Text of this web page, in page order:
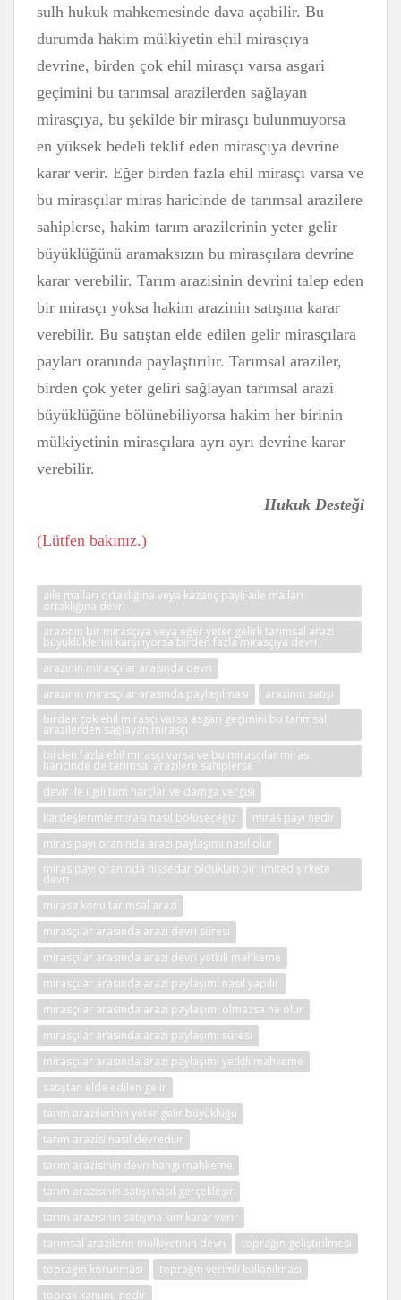
sulh hukuk mahkemesinde dava açabilir. Bu
durumda hakim mülkiyetin ehil mirasçıya
devrine, birden çok ehil mirasçı varsa asgari
geçimini bu tarımsal arazilerden sağlayan
mirasçıya, bu şekilde bir mirasçı bulunmuyorsa
en yüksek bedeli teklif eden mirasçıya devrine
karar verir. Eğer birden fazla ehil mirasçı varsa ve
bu mirasçılar miras haricinde de tarımsal arazilere
sahiplerse, hakim tarım arazilerinin yeter gelir
büyüklüğünü aramaksızın bu mirasçılara devrine
karar verebilir. Tarım arazisinin devrini talep eden
bir mirasçı yoksa hakim arazinin satışına karar
verebilir. Bu satıştan elde edilen gelir mirasçılara
payları oranında paylaştırılır. Tarımsal araziler,
birden çok yeter geliri sağlayan tarımsal arazi
büyüklüğüne bölünebiliyorsa hakim her birinin
mülkiyetinin mirasçılara ayrı ayrı devrine karar
verebilir.
Hukuk Desteği
(Lütfen bakınız.)
aile malları ortaklığına veya kazanç paylı aile malları
ortaklığına devri
arazinin bir mirasçıya veya eğer yeter gelirli tarımsal arazi
büyüklüklerini karşılıyorsa birden fazla mirasçıya devri
arazinin mirasçılar arasında devri
arazinin mirasçılar arasında paylaşılması
arazinin satışı
birden çok ehil mirasçı varsa asgari geçimini bu tarımsal
arazilerden sağlayan mirasçı
birden fazla ehil mirasçı varsa ve bu mirasçılar miras
haricinde de tarımsal arazilere sahiplerse
devir ile ilgili tüm harçlar ve damga vergisi
kardeşlerimle mirası nasıl bölüşeceğiz
miras payı nedir
miras payı oranında arazi paylaşımı nasıl olur
miras payı oranında hissedar oldukları bir limited şirkete
devri
mirasa konu tarımsal arazi
mirasçılar arasında arazi devri süresi
mirasçılar arasında arazi devri yetkili mahkeme
mirasçılar arasında arazi paylaşımı nasıl yapılır
mirasçılar arasında arazi paylaşımı olmazsa ne olur
mirasçılar arasında arazi paylaşımı süresi
mirasçılar arasında arazi paylaşımı yetkili mahkeme
satıştan elde edilen gelir
tarım arazilerinin yeter gelir büyüklüğü
tarım arazisi nasıl devredilir
tarım arazisinin devri hangi mahkeme
tarım arazisinin satışı nasıl gerçekleşir
tarım arazisinin satışına kim karar verir
tarımsal arazilerin mülkiyetinin devri
toprağın geliştirilmesi
toprağın korunması
toprağın verimli kullanılması
toprak kanunu nedir